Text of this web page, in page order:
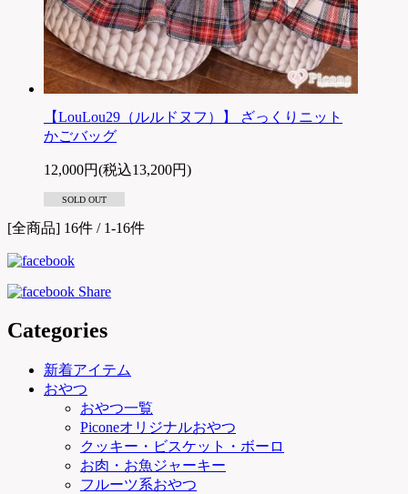
【LouLou29（ルルドヌフ）】 ざっくりニット
かごバッグ
12,000円(税込13,200円)
SOLD OUT
[全商品] 16件 / 1-16件
Categories
新着アイテム
おやつ
おやつ一覧
Piconeオリジナルおやつ
クッキー・ビスケット・ボーロ
お肉・お魚ジャーキー
フルーツ系おやつ